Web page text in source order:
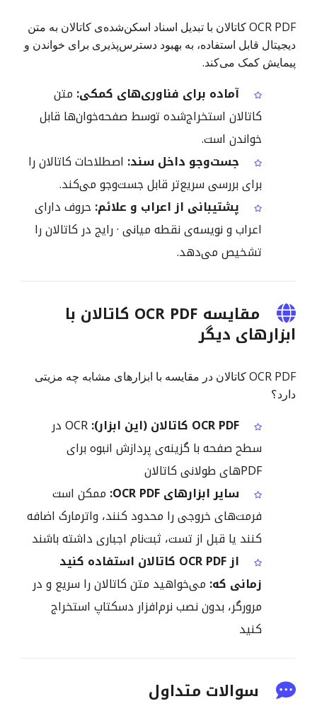
OCR PDF کاتالان با تبدیل اسناد اسکن‌شده‌ی کاتالان به متن
دیجیتال قابل استفاده، به بهبود دسترس‌پذیری برای خواندن و
پیمایش کمک می‌کند.
آماده برای فناوری‌های کمکی: متن
کاتالان استخراج‌شده توسط صفحه‌خوان‌ها قابل
خواندن است.
جست‌وجو داخل سند: اصطلاحات کاتالان را
برای بررسی سریع‌تر قابل جست‌وجو می‌کند.
پشتیبانی از اعراب و علائم: حروف دارای
اعراب و نویسه‌ی نقطه میانی · رایج در کاتالان را
تشخیص می‌دهد.
مقایسه OCR PDF کاتالان با
ابزارهای دیگر
OCR PDF کاتالان در مقایسه با ابزارهای مشابه چه مزیتی
دارد؟
OCR PDF کاتالان (این ابزار):
OCR در
سطح صفحه با گزینه‌ی پردازش انبوه برای
PDFهای طولانی کاتالان
سایر ابزارهای OCR PDF:
ممکن است
فرمت‌های خروجی را محدود کنند، واترمارک اضافه
کنند یا قبل از تست، ثبت‌نام اجباری داشته باشند
از OCR PDF کاتالان استفاده کنید
زمانی که: می‌خواهید متن کاتالان را سریع و در
مرورگر، بدون نصب نرم‌افزار دسکتاپ استخراج
کنید
سوالات متداول